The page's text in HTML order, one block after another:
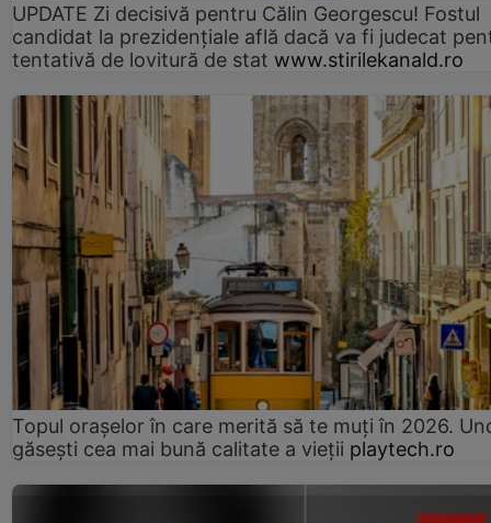
UPDATE Zi decisivă pentru Călin Georgescu! Fostul
candidat la prezidențiale află dacă va fi judecat
tentativă de lovitură de stat www.stirilekanald.ro
Topul orașelor în care merită să te muți în 2026.
găsești cea mai bună calitate a vieții playtech.ro